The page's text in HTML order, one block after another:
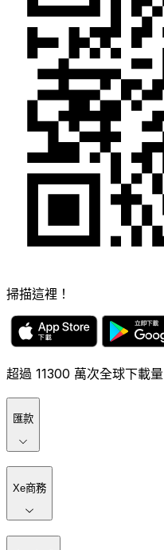
掃描這裡！
超過 11300 萬次全球下載量
匯款
Xe商務